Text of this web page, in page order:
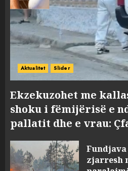
Aktualitet Slider
Ekzekuzohet me
shoku i fëmijërisë e
pallatit dhe e vrau:
zjarresh